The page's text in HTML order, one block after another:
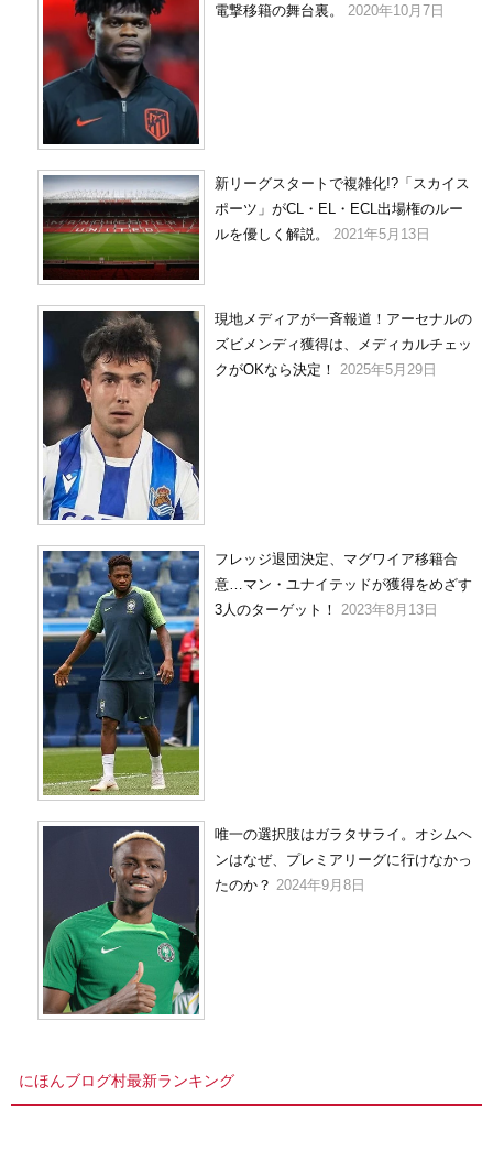
電撃移籍の舞台裏。
2020年10月7日
新リーグスタートで複雑化!?「スカイス
ポーツ」がCL・EL・ECL出場権のルー
ルを優しく解説。
2021年5月13日
現地メディアが一斉報道！アーセナルの
ズビメンディ獲得は、メディカルチェッ
クがOKなら決定！ 2025年5月29日
フレッジ退団決定、マグワイア移籍合
意…マン・ユナイテッドが獲得をめざす
3人のターゲット！
2023年8月13日
唯一の選択肢はガラタサライ。オシムヘ
ンはなぜ、プレミアリーグに行けなかっ
たのか？ 2024年9月8日
にほんブログ村最新ランキング